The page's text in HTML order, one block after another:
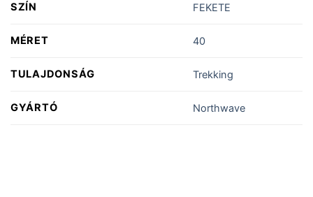
SZÍN FEKETE
MÉRET 40
TULAJDONSÁG Trekking
GYÁRTÓ Northwave